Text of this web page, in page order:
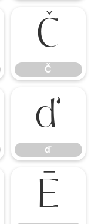
Č
Č
ď
ď
Ē